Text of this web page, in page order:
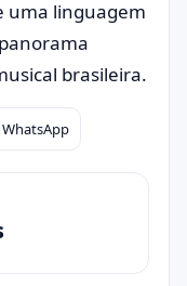
uma linguagem
brasileira.
WhatsApp